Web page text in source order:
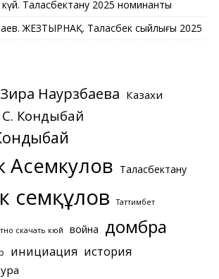
күй. Таласбектану 2025 номинанты
ЖЕЗТЫРНАҚ. Таласбек сыйлығы 2025
Зира Наурзбаева Казахи
С. Кондыбай
Асемкулов Таласбектану
Әсемқұлов Таттимбет
скачать кюй война домбра
инициация история